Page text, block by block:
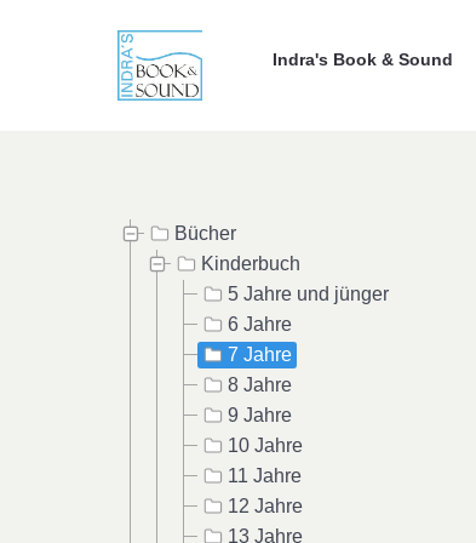
Indra's Book & Sound
Bücher
Kinderbuch
5 Jahre und jünger
6 Jahre
7 Jahre
8 Jahre
9 Jahre
10 Jahre
11 Jahre
12 Jahre
13 Jahre